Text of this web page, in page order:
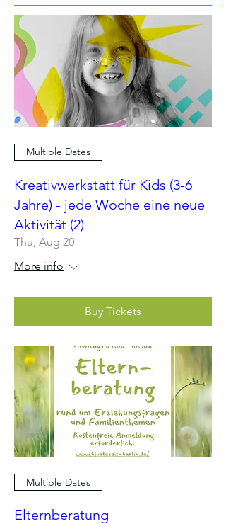
Multiple Dates
Kreativwerkstatt für Kids (3-6
Jahre) - jede Woche eine neue
Aktivität (2)
Thu, Aug 20
More info
Buy Tickets
Multiple Dates
Elternberatung